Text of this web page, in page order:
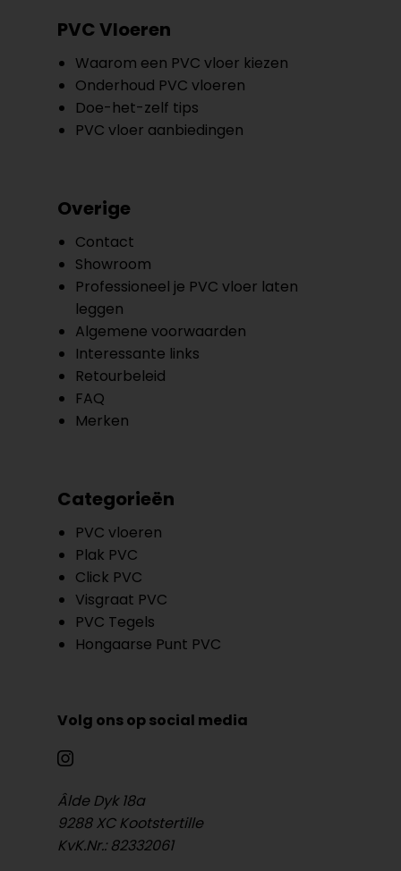
PVC Vloeren
Waarom een PVC vloer kiezen
Onderhoud PVC vloeren
Doe-het-zelf tips
PVC vloer aanbiedingen
Overige
Contact
Showroom
Professioneel je PVC vloer laten
leggen
Algemene voorwaarden
Interessante links
Retourbeleid
FAQ
Merken
Categorieën
PVC vloeren
Plak PVC
Click PVC
Visgraat PVC
PVC Tegels
Hongaarse Punt PVC
Volg ons op social media
Âlde Dyk 18a
9288 XC Kootstertille
KvK.Nr.: 82332061